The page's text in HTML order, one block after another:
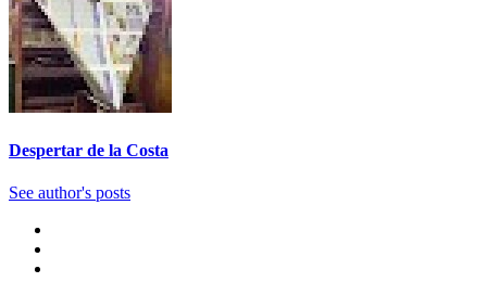
Despertar de la Costa
See author's posts